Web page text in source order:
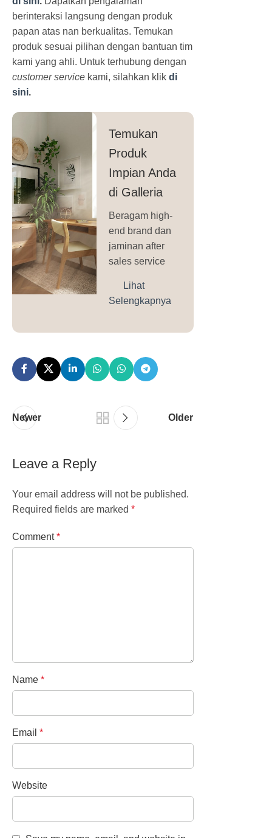
berinteraksi langsung dengan produk
papan atas nan berkualitas. Temukan
produk sesuai pilihan dengan bantuan tim
kami yang ahli. Untuk terhubung dengan
customer service kami, silahkan klik di
sini.
Temukan
Produk
Impian Anda
di Galleria
Beragam high-
end brand dan
jaminan after
sales service
Lihat
Selengkapnya
Newer Older
Leave a Reply
Your email address will not be published.
Required fields are marked *
Comment*
Name *
Email *
Website